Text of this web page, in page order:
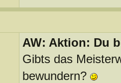
AW: Aktion: Du
Gibts das
bewundern?